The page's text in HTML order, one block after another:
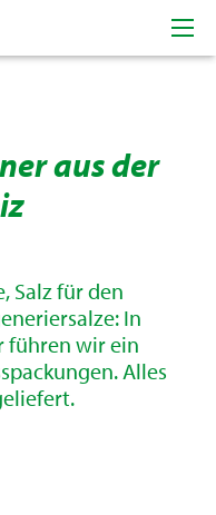
aus der
Salz für den
In
führen wir ein
Alles